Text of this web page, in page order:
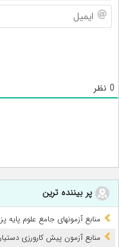
0 نظر
پر بیننده ترین
منابع آزمونهای جامع علوم پایه پزشکی
منابع آزمون پیش کارورزی دستیار تخصصی